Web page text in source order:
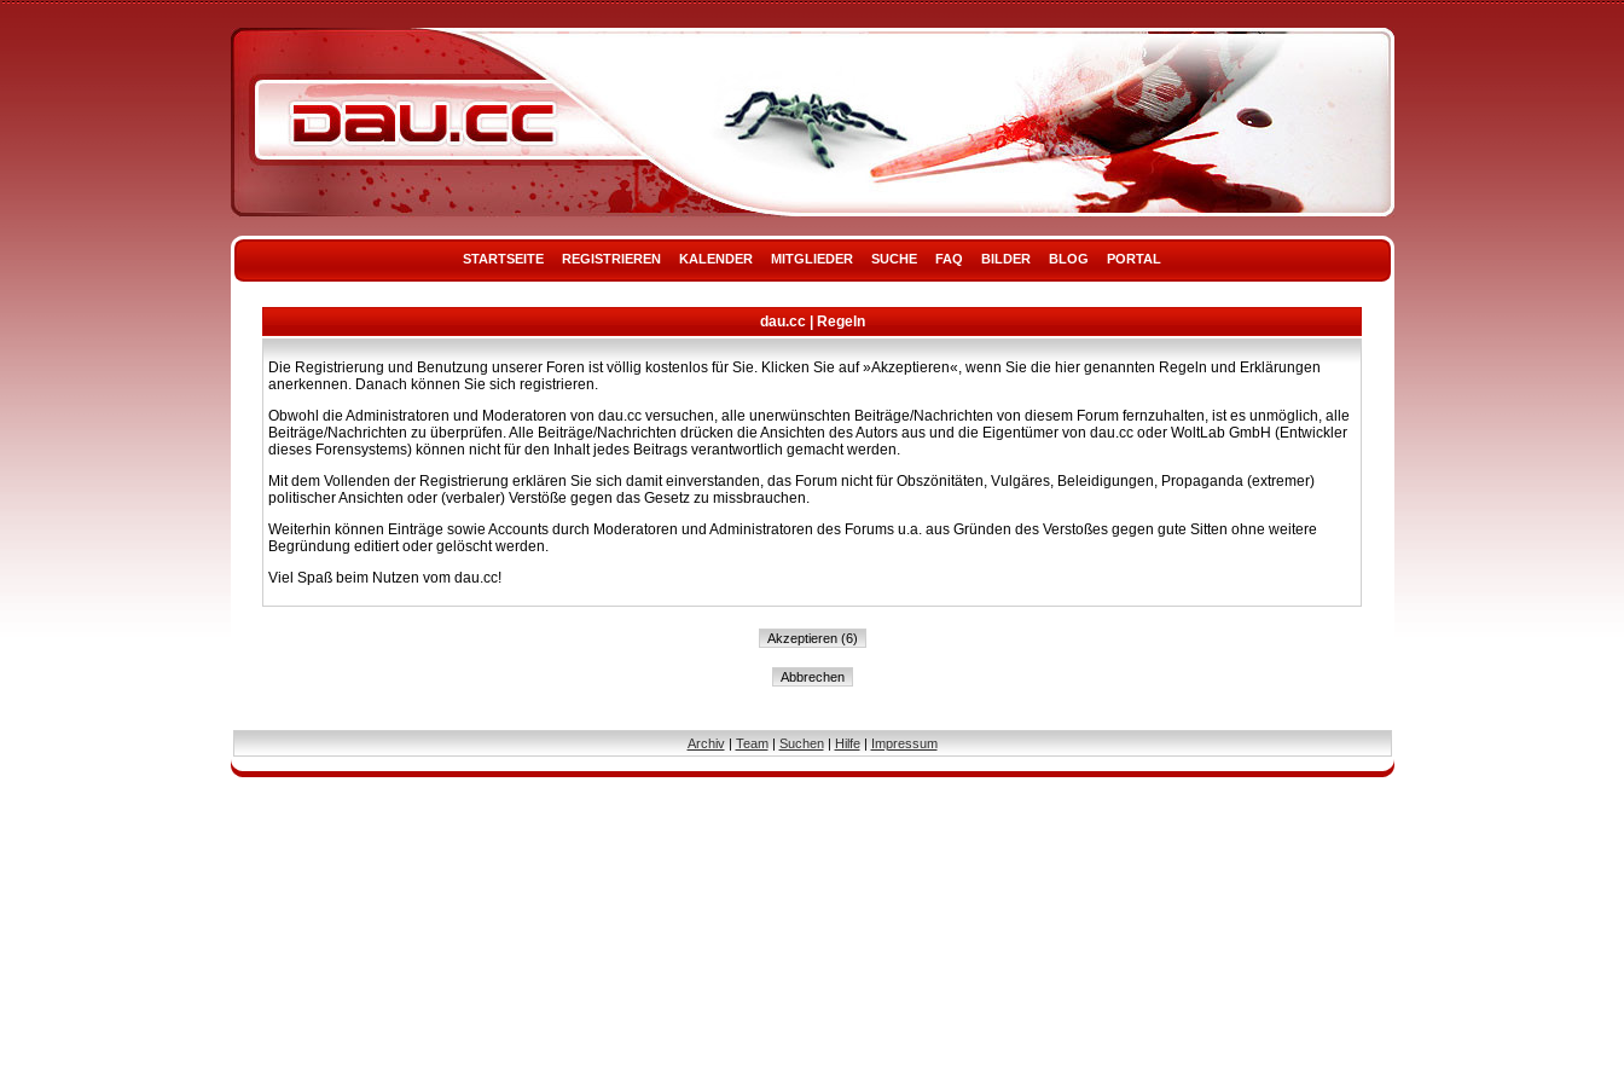
STARTSEITE REGISTRIEREN KALENDER MITGLIEDER SUCHE FAQ BILDER BLOG PORTAL
dau.cc | Regeln
Die Registrierung und Benutzung unserer Foren ist völlig kostenlos für Sie. Klicken Sie auf »Akzeptieren«, wenn Sie die hier genannten Regeln und Erklärungen
anerkennen. Danach können Sie sich registrieren.
Obwohl die Administratoren und Moderatoren von dau.cc versuchen, alle unerwünschten Beiträge/Nachrichten von diesem Forum fernzuhalten, ist es unmöglich, alle
Beiträge/Nachrichten zu überprüfen. Alle Beiträge/Nachrichten drücken die Ansichten des Autors aus und die Eigentümer von dau.cc oder WoltLab GmbH (Entwickler
dieses Forensystems) können nicht für den Inhalt jedes Beitrags verantwortlich gemacht werden.
Mit dem Vollenden der Registrierung erklären Sie sich damit einverstanden, das Forum nicht für Obszönitäten, Vulgäres, Beleidigungen, Propaganda (extremer)
politischer Ansichten oder (verbaler) Verstöße gegen das Gesetz zu missbrauchen.
Weiterhin können Einträge sowie Accounts durch Moderatoren und Administratoren des Forums u.a. aus Gründen des Verstoßes gegen gute Sitten ohne weitere
Begründung editiert oder gelöscht werden.
Viel Spaß beim Nutzen vom dau.cc!
Archiv| Team| Suchen| Hilfe| Impressum